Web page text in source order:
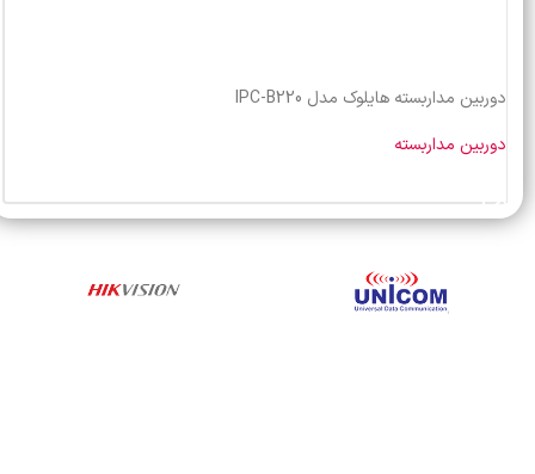
دوربین مداربسته هایلوک مدل IPC-B220
دوربین مداربسته